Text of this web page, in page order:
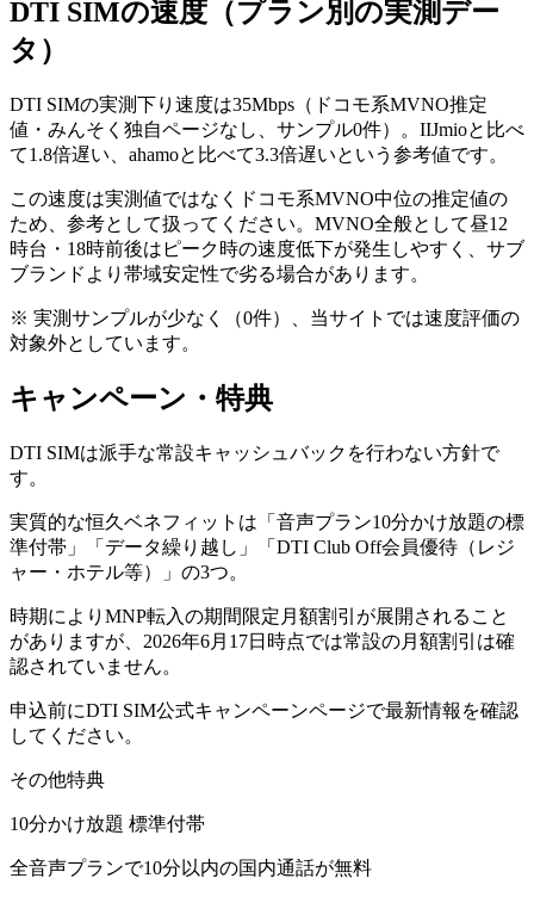
DTI SIMの速度（プラン別の実測デー
タ）
DTI SIMの実測下り速度は35Mbps（ドコモ系MVNO推定
値・みんそく独自ページなし、サンプル0件）。IIJmioと比べ
て1.8倍遅い、ahamoと比べて3.3倍遅いという参考値です。
この速度は実測値ではなくドコモ系MVNO中位の推定値の
ため、参考として扱ってください。MVNO全般として昼12
時台・18時前後はピーク時の速度低下が発生しやすく、サブ
ブランドより帯域安定性で劣る場合があります。
※ 実測サンプルが少なく（0件）、当サイトでは速度評価の
対象外としています。
キャンペーン・特典
DTI SIMは派手な常設キャッシュバックを行わない方針で
す。
実質的な恒久ベネフィットは「音声プラン10分かけ放題の標
準付帯」「データ繰り越し」「DTI Club Off会員優待（レジ
ャー・ホテル等）」の3つ。
時期によりMNP転入の期間限定月額割引が展開されること
がありますが、2026年6月17日時点では常設の月額割引は確
認されていません。
申込前にDTI SIM公式キャンペーンページで最新情報を確認
してください。
その他特典
10分かけ放題 標準付帯
全音声プランで10分以内の国内通話が無料